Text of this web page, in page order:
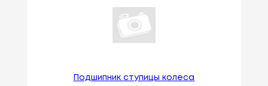
Подшипник ступицы колеса